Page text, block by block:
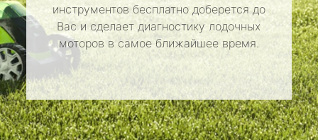
инструментов бесплатно доберется до
Вас и сделает диагностику лодочных
моторов в самое ближайшее время.